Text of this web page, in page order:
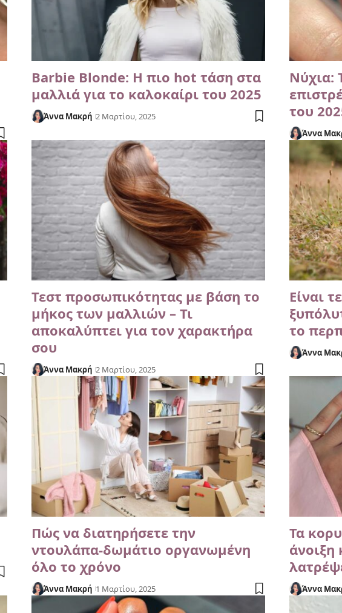
Barbie Blonde: Η πιο hot τάση στα
μαλλιά για το καλοκαίρι του 2025
Άννα Μακρή 2 Μαρτίου, 2025
Νύχια:
του
Άννα
Τεστ προσωπικότητας με βάση το
μήκος των μαλλιών – Τι
αποκαλύπτει για τον χαρακτήρα
σου
Άννα Μακρή 2 Μαρτίου, 2025
Είναι
το
Άννα
Πώς να διατηρήσετε την
ντουλάπα-δωμάτιο οργανωμένη
όλο το χρόνο
Άννα Μακρή 1 Μαρτίου, 2025
Τα
άνοιξη
Άννα